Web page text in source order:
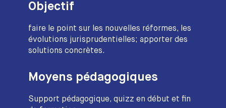
Objectif
faire le point sur les nouvelles réformes, les
évolutions jurisprudentielles; apporter des
solutions concrètes.
Moyens pédagogiques
Support pédagogique, quizz en début et fin